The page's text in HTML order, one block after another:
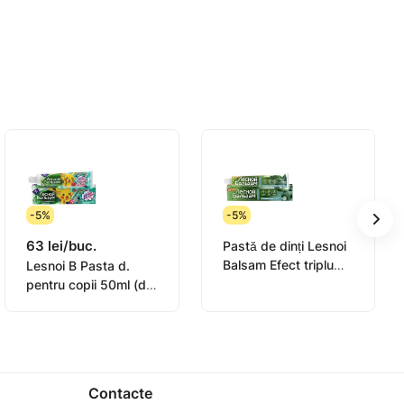
fără a-i albi dăunător cu substanțe
activ în eliminarea decolorării
-5%
63 lei/buc.
Lesnoi B Pasta d.
pentru copii 50ml (de
-5%
Pastă de dinți Lesnoi
Balsam Efect triplu
Contacte